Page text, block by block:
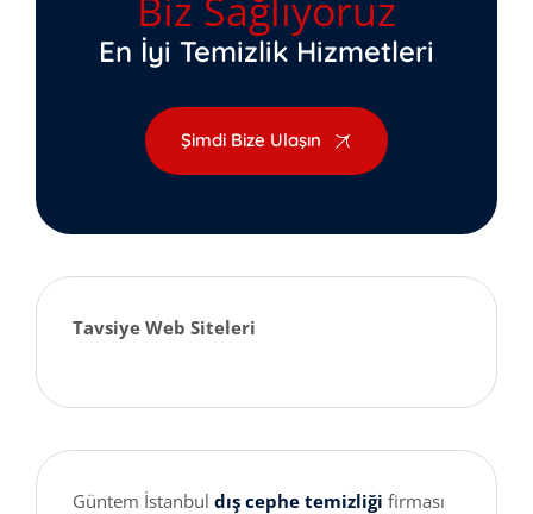
En İyi Temizlik Hizmetleri
Şimdi Bize Ulaşın
Tavsiye Web Siteleri
Güntem İstanbul dış cephe temizliği firması